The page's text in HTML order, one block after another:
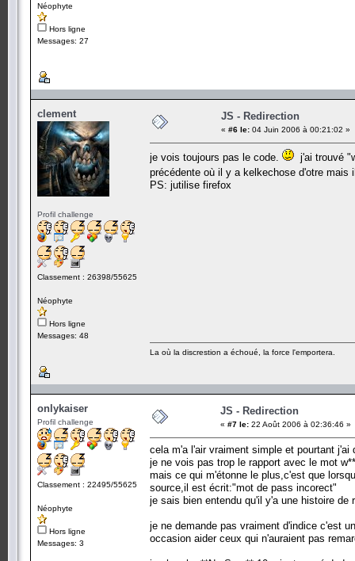
Néophyte
Hors ligne
Messages: 27
clement
Profil challenge
Classement : 26398/55625
Néophyte
Hors ligne
Messages: 48
JS - Redirection
« #6 le: 04 Juin 2006 à 00:21:02 »
je vois toujours pas le code.
j'ai trouvé
précédente où il y a kelkechose d'otre
PS: jutilise firefox
La où la discrestion a échoué, la force l'emportera.
onlykaiser
Profil challenge
Classement : 22495/55625
Néophyte
Hors ligne
Messages: 3
JS - Redirection
« #7 le: 22 Août 2006 à 02:36:46 »
cela m'a l'air vraiment simple et pourtant j'ai
je ne vois pas trop le rapport avec le mot
mais ce qui m'étonne le plus,c'est que
source,il est écrit:"mot de pass incorect"
je sais bien entendu qu'il y'a une histoire
je ne demande pas vraiment d'indice c'est
occasion aider ceux qui n'auraient pas